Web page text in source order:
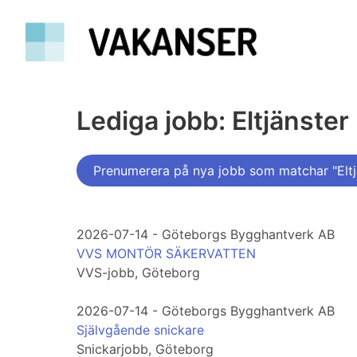
Lediga jobb: Eltjänster
Prenumerera på nya jobb som matchar
2026-07-14 - Göteborgs Bygghantverk AB
VVS MONTÖR SÄKERVATTEN
VVS-jobb, Göteborg
2026-07-14 - Göteborgs Bygghantverk AB
Självgående snickare
Snickarjobb, Göteborg